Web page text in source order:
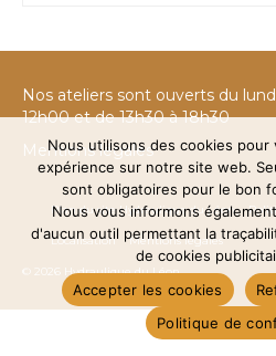
Nos ateliers sont ouverts du
12h00 et de 13h30 à 18h30
Mentions légales
Plan du site Hydraulique du Léon
Localisation Mentions légales
© 2026 Hydraulique du Léon
Nous utilisons des cookies pour
expérience sur notre site web.
sont obligatoires pour le bon
Nous vous informons
d'aucun outil permettant la
de cookies
Accepter les cookies
Politique de